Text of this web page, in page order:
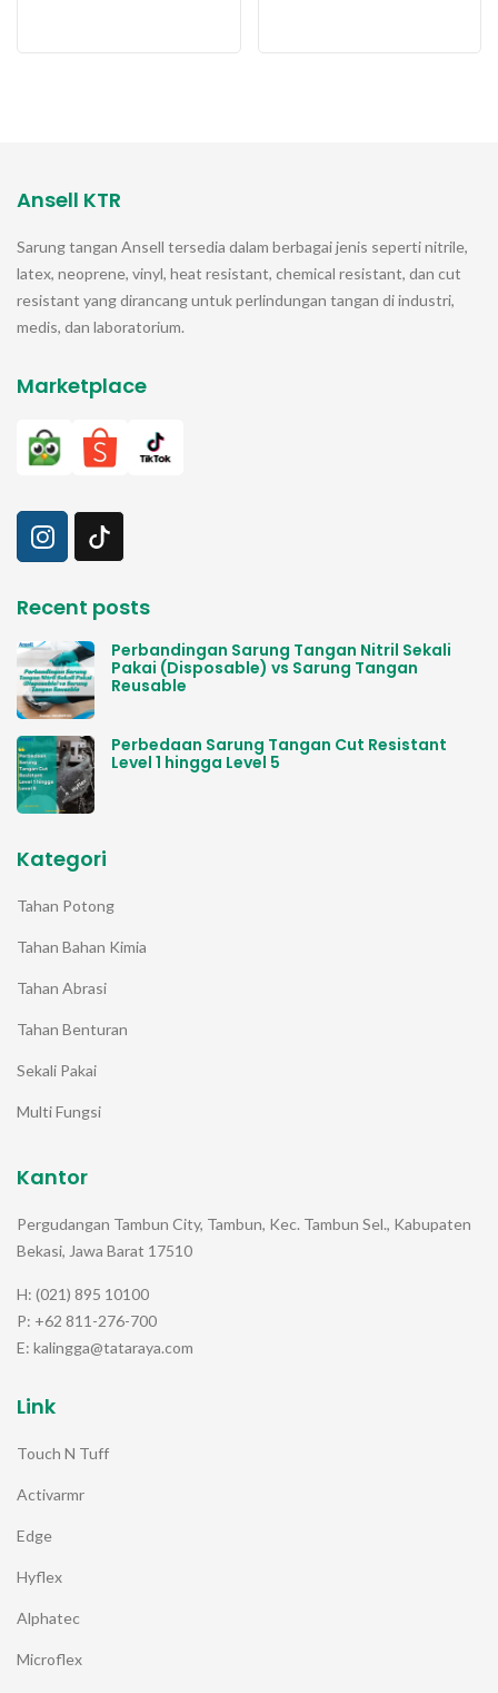
Ansell KTR
Sarung tangan Ansell tersedia dalam berbagai jenis seperti nitrile,
latex, neoprene, vinyl, heat resistant, chemical resistant, dan cut
resistant yang dirancang untuk perlindungan tangan di industri,
medis, dan laboratorium.
Marketplace
Recent posts
Perbandingan Sarung Tangan Nitril Sekali
Pakai (Disposable) vs Sarung Tangan
Reusable
Perbedaan Sarung Tangan Cut Resistant
Level 1 hingga Level 5
Kategori
Tahan Potong
Tahan Bahan Kimia
Tahan Abrasi
Tahan Benturan
Sekali Pakai
Multi Fungsi
Kantor
Pergudangan Tambun City, Tambun, Kec. Tambun Sel., Kabupaten
Bekasi, Jawa Barat 17510
H: (021) 895 10100
P: +62 811-276-700
E: kalingga@tataraya.com
Link
Touch N Tuff
Activarmr
Edge
Hyflex
Alphatec
Microflex